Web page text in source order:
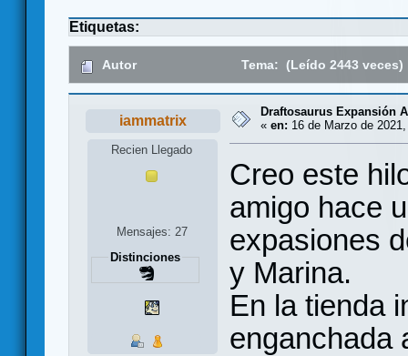
Etiquetas:
Autor Tema: (Leído 2443 veces)
iammatrix
Recien Llegado
Mensajes: 27
Distinciones
Draftosaurus Expansión
« en: 16 de Marzo de
Creo este
amigo hace
expasiones
y Marina.
En la tienda
enganchada